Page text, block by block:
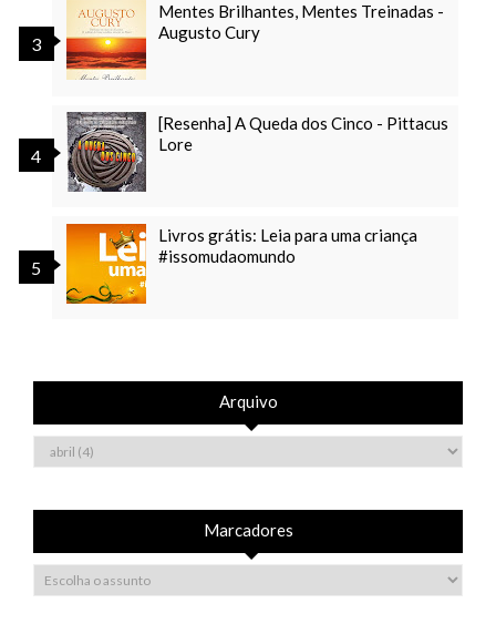
Mentes Brilhantes, Mentes Treinadas -
Augusto Cury
[Resenha] A Queda dos Cinco - Pittacus
Lore
Livros grátis: Leia para uma criança
#issomudaomundo
Arquivo
Marcadores